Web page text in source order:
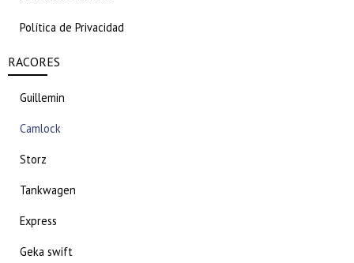
Política de Privacidad
RACORES
Guillemin
Camlock
Storz
Tankwagen
Express
Geka swift